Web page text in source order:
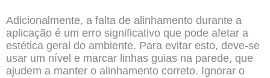
Adicionalmente, a falta de alinhamento durante a
aplicação é um erro significativo que pode afetar a
estética geral do ambiente. Para evitar esto, deve-se
usar um nível e marcar linhas guias na parede, que
ajudem a manter o alinhamento correto. Ignorar o